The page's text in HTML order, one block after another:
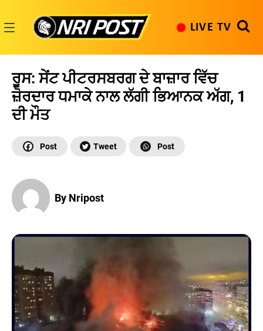
content
LIVE TV
ਰੂਸ: ਸੇਂਟ ਪੀਟਰਸਬਰਗ ਦੇ ਬਾਜ਼ਾਰ ਵਿੱਚ
ਜ਼ੋਰਦਾਰ ਧਮਾਕੇ ਨਾਲ ਲੱਗੀ ਭਿਆਨਕ ਅੱਗ, 1
ਦੀ ਮੌਤ
By Nripost